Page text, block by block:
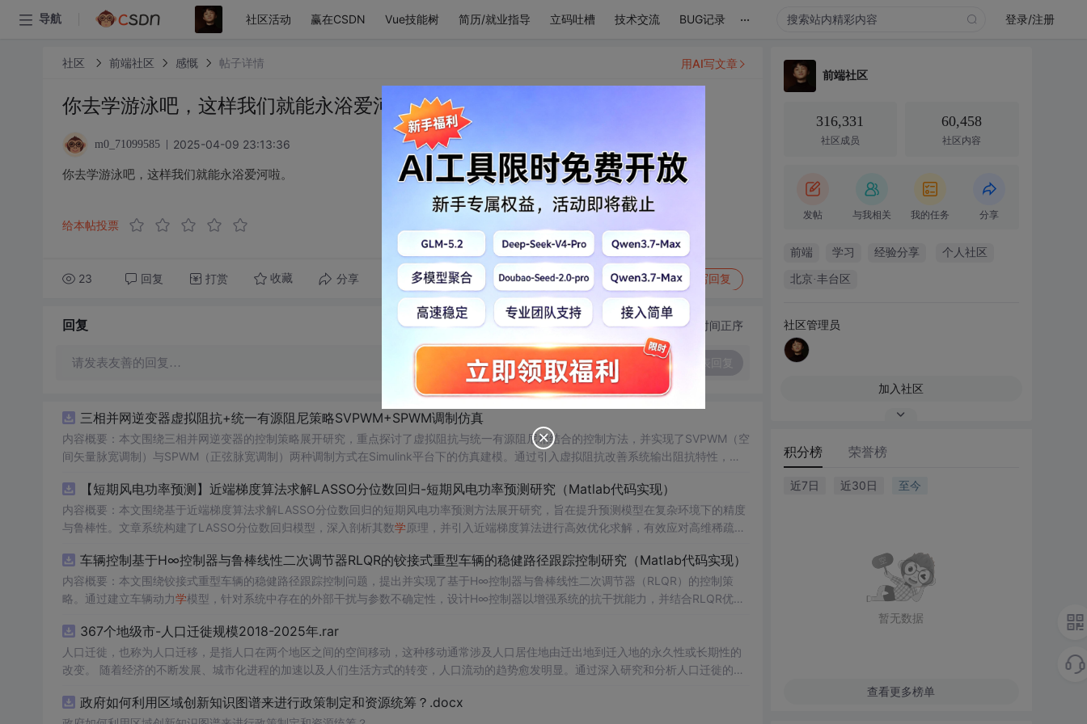
导航 社区活动 赢在CSDN Vue技能树 简历/就业指导 立码吐槽 技术交流 BUG记录 ... 登录/注册
社区 前端社区 感慨 帖子详情
你去学游泳吧，这样我们就能永浴爱河啦。
m0_71099585 2025-04-09 23:13:36
你去学游泳吧，这样我们就能永浴爱河啦。
给本帖投票
23 回复 打赏 收藏 分享 转发到动态 举报 写回复
用AI写文章
回复 切换为时间正序
请发表友善的回复…
三相并网逆变器虚拟阻抗+统一有源阻尼策略SVPWM+SPWM调制仿真
内容概要：本文围绕三相并网逆变器的控制策略展开研究，重点探讨了虚拟阻抗与统一有源阻尼相结合的控制方法，并实现了SVPWM（空
间矢量脉宽调制）与SPWM（正弦脉宽调制）两种调制方式在Simulink平台下的仿真建模。通过引入虚拟阻抗改善系统输出阻抗特性，结
制策略的设计、调制算法的实现、动态响应分析及谐波抑制效果评估，同时拓展涉及正负序分离、中点电位平衡、DPWMA调制等关键技
术，构建了完整的高性能并网逆变器控制系统仿真体系。; 适合人群：适用于从事电力电子、新能源发电、智能电网及相关领域的研究生、
科研人员和工程技术人员，特别是具备三相并网逆变器控制理论基础并熟悉MATLAB/Simulink仿真环境的专业人士；; 使用场景及目标：
工作；③为企业研发高性能、高可靠性的并网逆变器产品提供先进的控制方案与技术原型支持；; 阅读建议：建议读者结合提供的Simulin
k模型文件进行实际操作与仿真验证，重点关注虚拟阻抗参数设计与有源阻尼的协同作用机制，深入理解不同调制策略对系统性能的影响，
并可进一步拓展学习文中提及的正负序控制、中点电位平衡等先进控制技术，全面提升对复杂电网环境下并网系统稳定运行机制的认知水
【短期风电功率预测】近端梯度算法求解LASSO分位数回归-短期风电功率预测研究（Matlab代码实现）
内容概要：本文围绕基于近端梯度算法求解LASSO分位数回归的短期风电功率预测方法展开研究，旨在提升预测模型在复杂环境下的精度
与鲁棒性。文章系统构建了LASSO分位数回归模型，深入剖析其数学原理，并引入近端梯度算法进行高效优化求解，有效应对高维稀疏数
能，结果表明其相较于传统方法具有更强的稳定性和准确性。此外，文档还整合了电力系统、机器学习、路径规划等多个领域的相关科研
方向与技术应用案例，突出该方法在新能源预测与智能优化中的广泛适用性与实践价值。; 适合人群：具备扎实的数学 基础（如凸优化、统
计
习）与Matlab编程能力，从事新能源发电预测、电力系统调度、智能优化算法或机器学习等领域的科研人员、工程技术人员及研究
性；②为研究LASSO回归、分位数回归及近端梯度优化算法的
③作为可再生能源消纳、电力市场出清、微网能量管理等工程场景下的核心数据分析与决策支持工具。; 阅读建议：此资源以算法实现为
核心，建议读者在掌握LASSO与分位数回归理论基础上，结合Matlab代码逐行分析近端梯度算法的迭代流程与收敛特性，重点关注正则化
验验证的深度融合。
车辆控制基于H∞控制器与鲁棒线性二次调节器RLQR的铰接式重型车辆的稳健路径跟踪控制研究（Matlab代码实现）
内容概要：本文围绕铰接式重型车辆的稳健路径跟踪控制问题，提出并实现了基于H∞控制器与鲁棒线性二次调节器（RLQR）的控制策
略。通过建立车辆动力学模型，针对系统中存在的外部干扰与参数不确定性，设计H∞控制器以增强系统的抗干扰能力，并结合RLQR优化
行驶环境下的优越性与鲁棒性。; 适合人群：具备自动控制理论基础、车辆工程或自动化相关背景，熟悉Matlab/Simulink仿真工具，从事
智能车辆控制、路径跟踪算法研究的研究生、科研人员及工程技术人员。; 使用场景及目标：①应用于铰接式重型车辆（如矿用卡车、大
型拖挂车）的自动驾驶路径跟踪控制系统设计；②为解决存在模型不确定性和外界扰动条件下的鲁棒控制问题提供算法参考与实现范例；
程中结合控制理论基础知识，运行并调试所提供的仿真程序，深入理解H∞与RLQR控制器的设计流程与参数整定方法，同时可通过修改模
367个地级市-人口迁徙规模2018-2025年.rar
人口迁徙，也称为人口迁移，是指人口在两个地区之间的空间移动，这种移动通常涉及人口居住地由迁出地到迁入地的永久性或长期性的
改变。 随着经济的不断发展、城市化进程的加速以及人们生活方式的转变，人口流动的趋势愈发明显。通过深入研究和分析人口迁徙的年
政府如何利用区域创新知识图谱来进行政策制定和资源统筹？.docx
前端社区
316,331
社区成员
60,458
社区内容
发帖 与我相关 我的任务 分享
前端 学习 经验分享 个人社区
北京·丰台区
社区管理员
加入社区
积分榜 荣誉榜
近7日 近30日 至今
暂无数据
查看更多榜单